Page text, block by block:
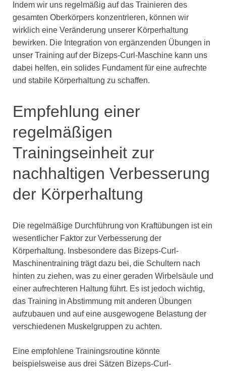
Indem wir uns regelmäßig auf das Trainieren des
gesamten Oberkörpers konzentrieren, können wir
wirklich eine Veränderung unserer Körperhaltung
bewirken. Die Integration von ergänzenden Übungen in
unser Training auf der Bizeps-Curl-Maschine kann uns
dabei helfen, ein solides Fundament für eine aufrechte
und stabile Körperhaltung zu schaffen.
Empfehlung einer
regelmäßigen
Trainingseinheit zur
nachhaltigen Verbesserung
der Körperhaltung
Die regelmäßige Durchführung von Kraftübungen ist ein
wesentlicher Faktor zur Verbesserung der
Körperhaltung. Insbesondere das Bizeps-Curl-
Maschinentraining trägt dazu bei, die Schultern nach
hinten zu ziehen, was zu einer geraden Wirbelsäule und
einer aufrechteren Haltung führt. Es ist jedoch wichtig,
das Training in Abstimmung mit anderen Übungen
aufzubauen und auf eine ausgewogene Belastung der
verschiedenen Muskelgruppen zu achten.
Eine empfohlene Trainingsroutine könnte
beispielsweise aus drei Sätzen Bizeps-Curl-